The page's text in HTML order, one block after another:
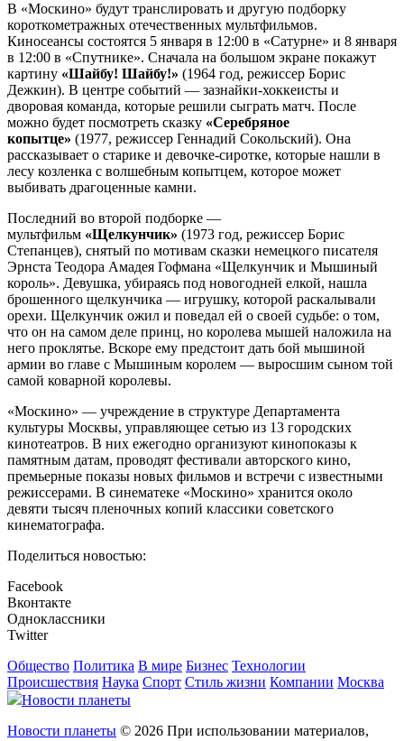
В «Москино» будут транслировать и другую подборку
короткометражных отечественных мультфильмов.
Киносеансы состоятся 5 января в 12:00 в «Сатурне» и 8 января
в 12:00 в «Спутнике». Сначала на большом экране покажут
картину «Шайбу! Шайбу!» (1964 год, режиссер Борис
Дежкин). В центре событий — зазнайки-хоккеисты и
дворовая команда, которые решили сыграть матч. После
можно будет посмотреть сказку «Серебряное
копытце» (1977, режиссер Геннадий Сокольский). Она
рассказывает о старике и девочке-сиротке, которые нашли в
лесу козленка с волшебным копытцем, которое может
выбивать драгоценные камни.
Последний во второй подборке —
мультфильм «Щелкунчик» (1973 год, режиссер Борис
Степанцев), снятый по мотивам сказки немецкого писателя
Эрнста Теодора Амадея Гофмана «Щелкунчик и Мышиный
король». Девушка, убираясь под новогодней елкой, нашла
брошенного щелкунчика — игрушку, которой раскалывали
орехи. Щелкунчик ожил и поведал ей о своей судьбе: о том,
что он на самом деле принц, но королева мышей наложила на
него проклятье. Вскоре ему предстоит дать бой мышиной
армии во главе с Мышиным королем — выросшим сыном той
самой коварной королевы.
«Москино» — учреждение в структуре Департамента
культуры Москвы, управляющее сетью из 13 городских
кинотеатров. В них ежегодно организуют кинопоказы к
памятным датам, проводят фестивали авторского кино,
премьерные показы новых фильмов и встречи с известными
режиссерами. В синематеке «Москино» хранится около
девяти тысяч пленочных копий классики советского
кинематографа.
Поделиться новостью:
Facebook
Вконтакте
Одноклассники
Twitter
Общество Политика В мире Бизнес Технологии
Происшествия Наука Спорт Стиль жизни Компании Москва
Новости планеты
Новости планеты © 2026 При использовании материалов,